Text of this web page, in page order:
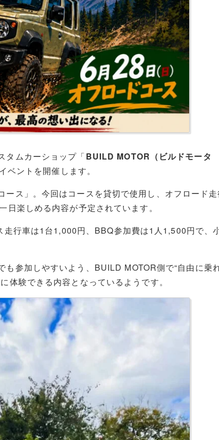
タムカーショップ「BUILD MOTOR（ビルドモータ
ントを開催します。
ス」。今回はコースを貸切で使用し、オフロード走
楽しめる内容が予定されています。
行車は1台1,000円、BBQ参加費は1人1,500円で、
参加しやすいよう、BUILD MOTOR側で“自由に乗
体験できる内容となっているようです。